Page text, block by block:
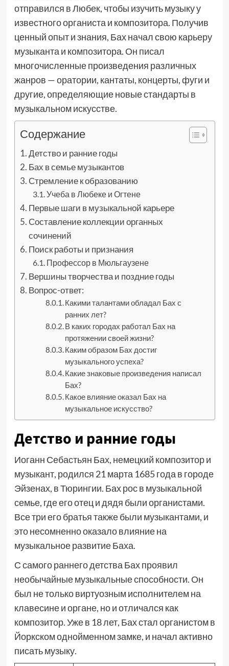
отправился в Любек, чтобы изучить музыку у
известного органиста и композитора. Получив
ценный опыт и знания, Бах начал свою карьеру
музыканта и композитора. Он писал
многочисленные произведения различных
жанров — оратории, кантаты, концерты, фуги и
другие, определяющие новые стандарты в
музыкальном искусстве.
Содержание
Детство и ранние годы
Бах в семье музыкантов
Стремление к образованию
Учеба в Любеке и Огтене
Первые шаги в музыкальной карьере
Составление коллекции органных
сочинений
Поиск работы и признания
Профессор в Мюльгаузене
Вершины творчества и поздние годы
Вопрос-ответ:
Какими талантами обладал Бах с
ранних лет?
В каких городах работал Бах на
протяжении своей жизни?
Каким образом Бах достиг
музыкального успеха?
Какие знаковые произведения написал
Бах?
Какое влияние оказал Бах на
музыкальное искусство?
Детство и ранние годы
Иоганн Себастьян Бах, немецкий композитор и
музыкант, родился 21 марта 1685 года в городе
Эйзенах, в Тюрингии. Бах рос в музыкальной
семье, где его отец и дядя были органистами.
Все три его братья также были музыкантами, и
это несомненно оказало влияние на
музыкальное развитие Баха.
С самого раннего детства Бах проявил
необычайные музыкальные способности. Он
был не только виртуозным исполнителем на
клавесине и органе, но и отличался как
композитор. Уже в 18 лет, Бах стал органистом в
Йоркском однойменном замке, и начал активно
писать музыку.